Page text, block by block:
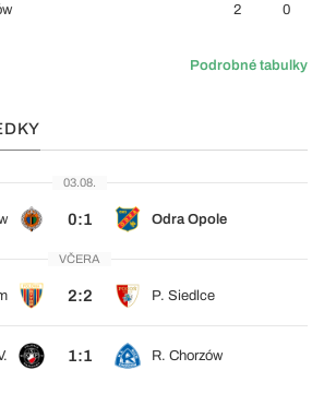
2 0
Podrobné tabulky
03.08.
0:1 Odra Opole
VČERA
2:2 P. Siedlce
1:1 R. Chorzów